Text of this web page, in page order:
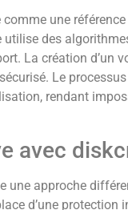
comme une
des
La création d’un
Le
rendant
avec
une approche
d’une protection